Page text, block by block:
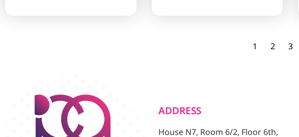
1 2 3
ADDRESS
House N7, Room 6/2, Floor 6th,